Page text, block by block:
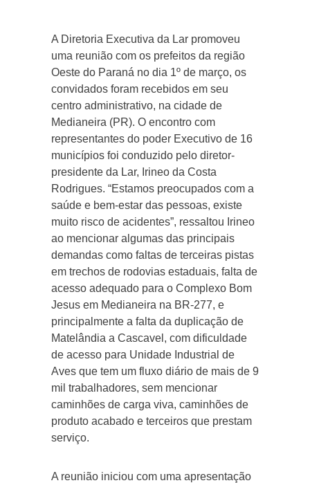
A Diretoria Executiva da Lar promoveu
uma reunião com os prefeitos da região
Oeste do Paraná no dia 1º de março, os
convidados foram recebidos em seu
centro administrativo, na cidade de
Medianeira (PR). O encontro com
representantes do poder Executivo de 16
municípios foi conduzido pelo diretor-
presidente da Lar, Irineo da Costa
Rodrigues. “Estamos preocupados com a
saúde e bem-estar das pessoas, existe
muito risco de acidentes”, ressaltou Irineo
ao mencionar algumas das principais
demandas como faltas de terceiras pistas
em trechos de rodovias estaduais, falta de
acesso adequado para o Complexo Bom
Jesus em Medianeira na BR-277, e
principalmente a falta da duplicação de
Matelândia a Cascavel, com dificuldade
de acesso para Unidade Industrial de
Aves que tem um fluxo diário de mais de 9
mil trabalhadores, sem mencionar
caminhões de carga viva, caminhões de
produto acabado e terceiros que prestam
serviço.
A reunião iniciou com uma apresentação